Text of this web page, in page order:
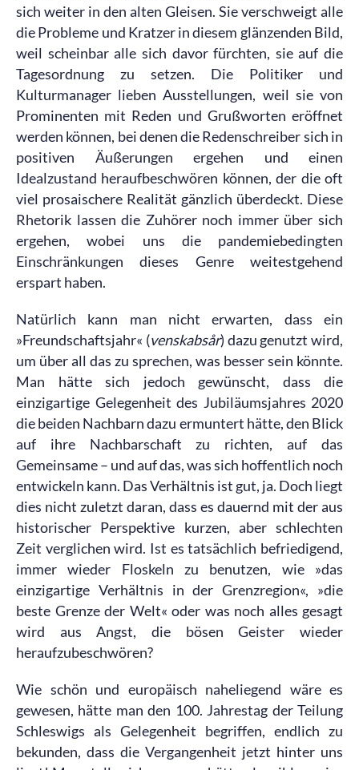
sich weiter in den alten Gleisen. Sie verschweigt alle
die Probleme und Kratzer in diesem glänzenden Bild,
weil scheinbar alle sich davor fürchten, sie auf die
Tagesordnung zu setzen. Die Politiker und
Kulturmanager lieben Ausstellungen, weil sie von
Prominenten mit Reden und Grußworten eröffnet
werden können, bei denen die Redenschreiber sich in
positiven Äußerungen ergehen und einen
Idealzustand heraufbeschwören können, der die oft
viel prosaischere Realität gänzlich überdeckt. Diese
Rhetorik lassen die Zuhörer noch immer über sich
ergehen, wobei uns die pandemiebedingten
Einschränkungen dieses Genre weitestgehend
erspart haben.
Natürlich kann man nicht erwarten, dass ein
»Freundschaftsjahr« (venskabsår) dazu genutzt wird,
um über all das zu sprechen, was besser sein könnte.
Man hätte sich jedoch gewünscht, dass die
einzigartige Gelegenheit des Jubiläumsjahres 2020
die beiden Nachbarn dazu ermuntert hätte, den Blick
auf ihre Nachbarschaft zu richten, auf das
Gemeinsame – und auf das, was sich hoffentlich noch
entwickeln kann. Das Verhältnis ist gut, ja. Doch liegt
dies nicht zuletzt daran, dass es dauernd mit der aus
historischer Perspektive kurzen, aber schlechten
Zeit verglichen wird. Ist es tatsächlich befriedigend,
immer wieder Floskeln zu benutzen, wie »das
einzigartige Verhältnis in der Grenzregion«, »die
beste Grenze der Welt« oder was noch alles gesagt
wird aus Angst, die bösen Geister wieder
heraufzubeschwören?
Wie schön und europäisch naheliegend wäre es
gewesen, hätte man den 100. Jahrestag der Teilung
Schleswigs als Gelegenheit begriffen, endlich zu
bekunden, dass die Vergangenheit jetzt hinter uns